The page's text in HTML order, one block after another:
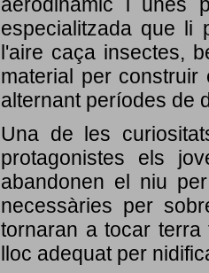
especialitzada que li
l'aire caça insectes,
material per
alternant períodes de
Una de les
protagonistes els
abandonen el niu
necessàries per
tornaran a tocar
lloc adequat per